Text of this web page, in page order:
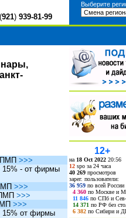
921) 939-81-99
Выберите
ПМП >>>
15% - от фирмы
>>>
>>>
>>>
15% от фирмы
12+
на 18 Oct 2022 20:56
12 spo за 24 часа
40 269 просмотров
зарег. пользователи:
36 959 по всей России
4 360 по Москве и
11 846 по СПб и
14 371 по РФ без
6 382 по Сибири и